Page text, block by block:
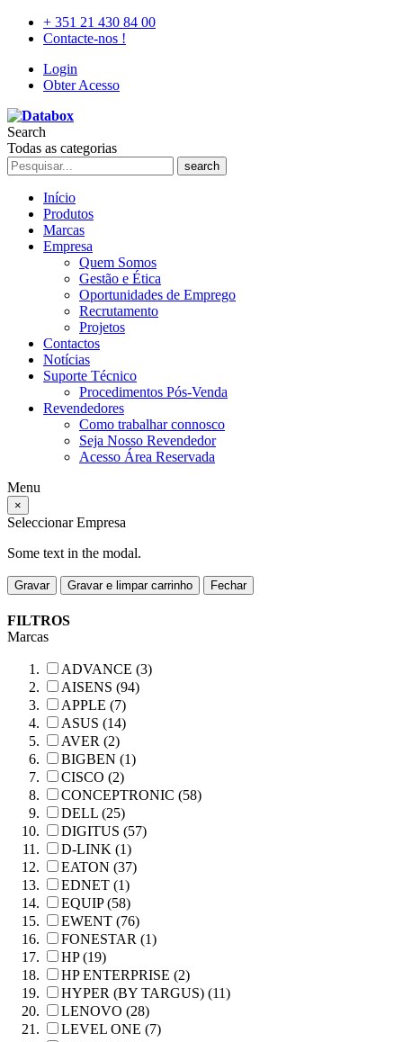
+ 351 21 430 84 00
Contacte-nos !
Login
Obter Acesso
Search
Todas as categorias
search
Início
Produtos
Marcas
Empresa
Quem Somos
Gestão e Ética
Oportunidades de Emprego
Recrutamento
Projetos
Contactos
Notícias
Suporte Técnico
Procedimentos Pós-Venda
Revendedores
Como trabalhar connosco
Seja Nosso Revendedor
Acesso Área Reservada
Menu
×
Seleccionar Empresa
Some text in the modal.
Gravar Gravar e limpar carrinho Fechar
FILTROS
Marcas
ADVANCE (3)
AISENS (94)
APPLE (7)
ASUS (14)
AVER (2)
BIGBEN (1)
CISCO (2)
CONCEPTRONIC (58)
DELL (25)
DIGITUS (57)
D-LINK (1)
EATON (37)
EDNET (1)
EQUIP (58)
EWENT (76)
FONESTAR (1)
HP (19)
HP ENTERPRISE (2)
HYPER (BY TARGUS) (11)
LENOVO (28)
LEVEL ONE (7)